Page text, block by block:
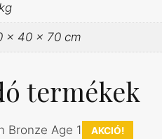
× 40 × 70 cm
termékek
AKCIÓ!